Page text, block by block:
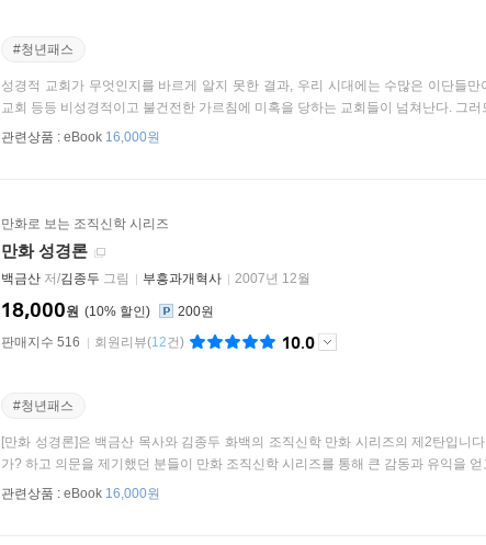
#청년패스
성경적 교회가 무엇인지를 바르게 알지 못한 결과, 우리 시대에는 수많은 이단들
교회 등등 비성경적이고 불건전한 가르침에 미혹을 당하는 교회들이 넘쳐난다. 그러
관련상품 : eBook 16,000원
만화로 보는 조직신학 시리즈
만화 성경론
백금산 저/김종두 그림 부흥과개혁사 2007년 12월
10%
18,000원
200원
판매지수 516
회원리뷰(12건) 10.0
#청년패스
[만화 성경론]은 백금산 목사와 김종두 화백의 조직신학 만화 시리즈의 제2탄입니
가? 하고 의문을 제기했던 분들이 만화 조직신학 시리즈를 통해 큰 감동과 유익을 얻
관련상품 : eBook 16,000원